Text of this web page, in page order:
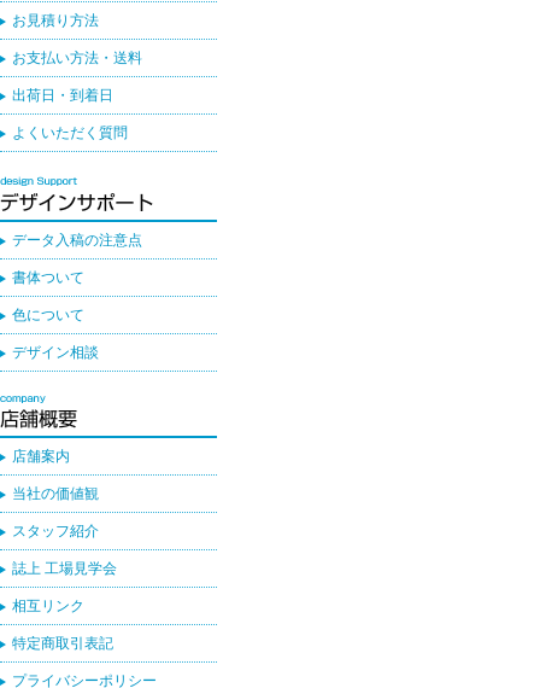
お見積り方法
お支払い方法・送料
出荷日・到着日
よくいただく質問
データ入稿の注意点
書体ついて
色について
デザイン相談
店舗案内
当社の価値観
スタッフ紹介
誌上 工場見学会
相互リンク
特定商取引表記
プライバシーポリシー